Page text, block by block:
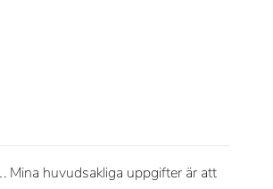
Mina huvudsakliga uppgifter är att